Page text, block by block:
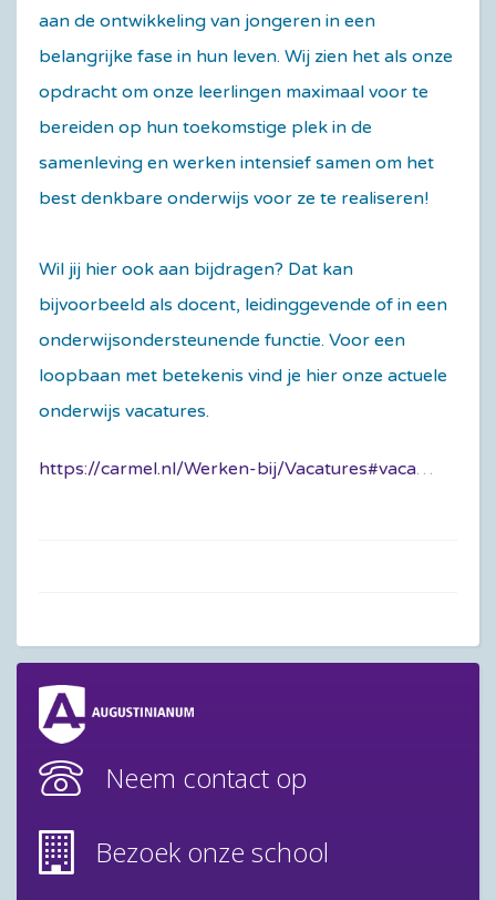
aan de ontwikkeling van jongeren in een
belangrijke fase in hun leven. Wij zien het als onze
opdracht om onze leerlingen maximaal voor te
bereiden op hun toekomstige plek in de
samenleving en werken intensief samen om het
best denkbare onderwijs voor ze te realiseren!
Wil jij hier ook aan bijdragen? Dat kan
bijvoorbeeld als docent, leidinggevende of in een
onderwijsondersteunende functie. Voor een
loopbaan met betekenis vind je hier onze actuele
onderwijs vacatures.
https://carmel.nl/Werken-bij/Vacatures#vacature-blokken
Neem contact op
Bezoek onze school